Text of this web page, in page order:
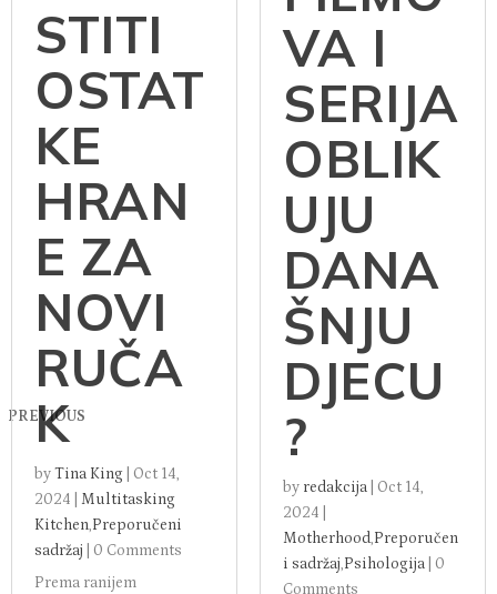
PREVIOUS
STITI
OSTAT
KE
HRAN
E ZA
NOVI
RUČA
K
byTina King
Oct 14,
2024
Multitasking
Kitchen,Preporučeni
sadržaj
0 Comments
Prema ranijem
VA I
SERIJA
OBLIK
UJU
DANA
ŠNJU
DJECU
?
by redakcija
Oct 14,
2024
Motherhood,Preporučen
i sadržaj,Psihologija
0
Comments